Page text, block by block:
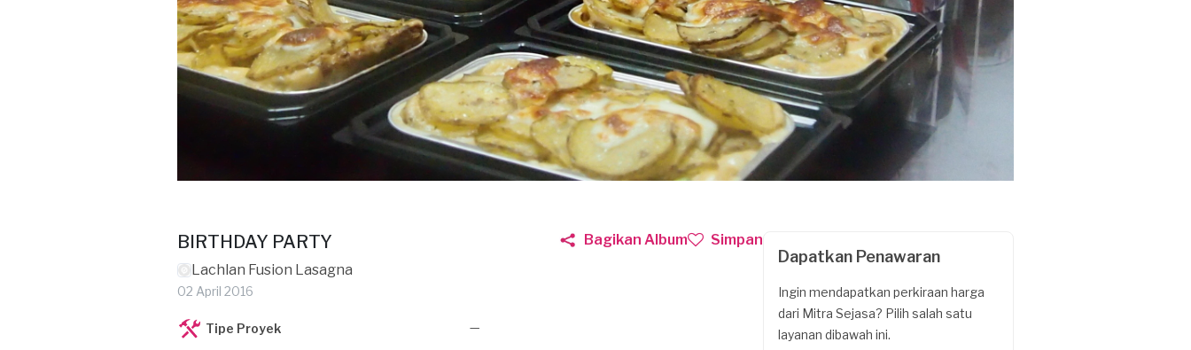
BIRTHDAY PARTY
Lachlan Fusion Lasagna
02 April 2016
Bagikan Album Simpan
Tipe Proyek —
Dapatkan Penawaran
Ingin mendapatkan perkiraan harga
dari Mitra Sejasa? Pilih salah satu
layanan dibawah ini.